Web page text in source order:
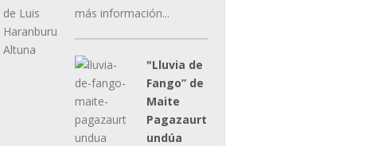
más información...
"Lluvia de
Fango” de
Maite
Pagazaurt
undúa